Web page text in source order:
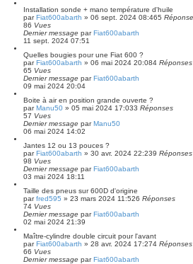
Installation sonde + mano température d'huile
parFiat600abarth » 06 sept. 2024 08:465
86 Vues
Dernier message parFiat600abarth
11 sept. 2024 07:51
Quelles bougies pour une Fiat 600 ?
parFiat600abarth » 06 mai 2024 20:084 Réponses
65 Vues
Dernier message parFiat600abarth
09 mai 2024 20:04
Boite à air en position grande ouverte ?
parManu50 » 05 mai 2024 17:033 Réponses
57 Vues
Dernier message parManu50
06 mai 2024 14:02
Jantes 12 ou 13 pouces ?
parFiat600abarth » 30 avr. 2024 22:239 Réponses
98 Vues
Dernier message parFiat600abarth
03 mai 2024 18:11
Taille des pneus sur 600D d'origine
parfred595 » 23 mars 2024 11:526 Réponses
74 Vues
Dernier message parFiat600abarth
02 mai 2024 21:39
Maître-cylindre double circuit pour l'avant
parFiat600abarth » 28 avr. 2024 17:274 Réponses
66 Vues
Dernier message parFiat600abarth